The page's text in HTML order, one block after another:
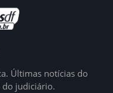
Últimas notícias do
do judiciário.